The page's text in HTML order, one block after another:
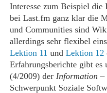
Interesse zum Beispiel die
bei Last.fm ganz klar die
und Communities sind
allerdings sehr flexibel
Lektion 11 und Lektion 12
Erfahrungsberichte gibt es
(4/2009) der Information –
Schwerpunkt Soziale